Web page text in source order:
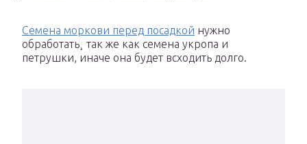
Семена моркови перед посадкой нужно
обработать¸ так же как семена укропа и
петрушки, иначе она будет всходить долго.